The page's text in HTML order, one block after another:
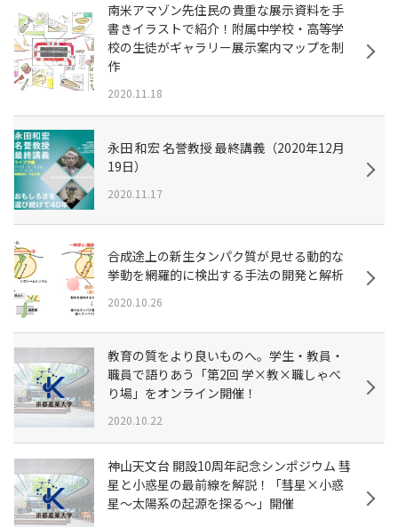
南米アマゾン先住民の貴重な展示資料を手
書きイラストで紹介！附属中学校・高等学
校の生徒がギャラリー展示案内マップを制
作
2020.11.18
永田 和宏 名誉教授 最終講義（2020年12月
19日）
2020.11.17
合成途上の新生タンパク質が見せる動的な
挙動を網羅的に検出する手法の開発と解析
2020.10.26
教育の質をより良いものへ。学生・教員・
職員で語りあう「第2回 学×教×職しゃべ
り場」をオンライン開催！
2020.10.22
神山天文台 開設10周年記念シンポジウム 彗
星と小惑星の最前線を解説！「彗星×小惑
星～太陽系の起源を探る～」開催